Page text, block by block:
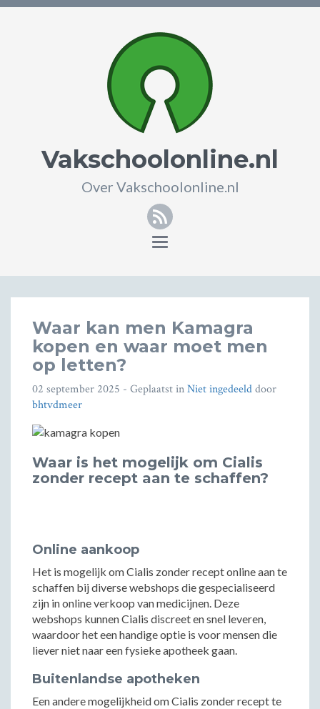
Vakschoolonline.nl
Over Vakschoolonline.nl
RSS
Toggle
Waar kan men Kamagra
kopen en waar moet men
op letten?
02 september 2025 - Geplaatst inNiet ingedeelddoor
bhtvdmeer
Waar is het mogelijk om Cialis
zonder recept aan te schaffen?
Online aankoop
Het is mogelijk om Cialis zonder recept online aan te
schaffen bij diverse webshops die gespecialiseerd
zijn in online verkoop van medicijnen. Deze
webshops kunnen Cialis discreet en snel leveren,
waardoor het een handige optie is voor mensen die
liever niet naar een fysieke apotheek gaan.
Buitenlandse apotheken
Een andere mogelijkheid om Cialis zonder recept te